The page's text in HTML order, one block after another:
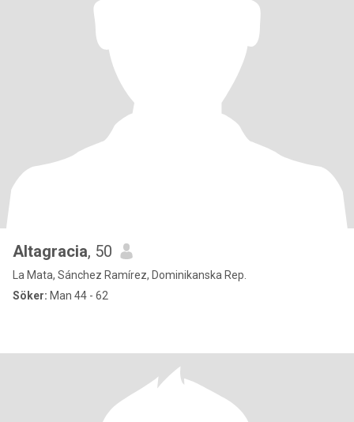
Altagracia, 50
La Mata, Sánchez Ramírez, Dominikanska Rep.
Söker: Man 44 - 62